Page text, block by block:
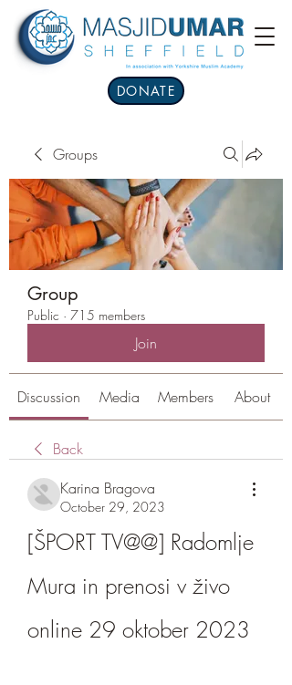
DONATE
Groups
Group
Public · 715 members
Join
Discussion Media Members About
Back
Karina Bragova
October 29, 2023
[ŠPORT TV@@] Radomlje
Mura in prenosi v živo
online 29 oktober 2023